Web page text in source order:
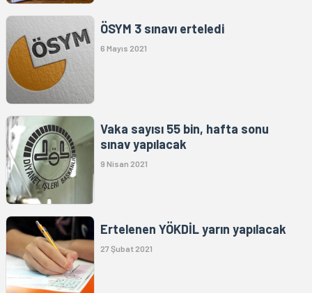
ÖSYM 3 sınavı erteledi
6 Mayıs 2021
Vaka sayısı 55 bin, hafta sonu
sınav yapılacak
9 Nisan 2021
Ertelenen YÖKDİL yarın yapılacak
27 Şubat 2021